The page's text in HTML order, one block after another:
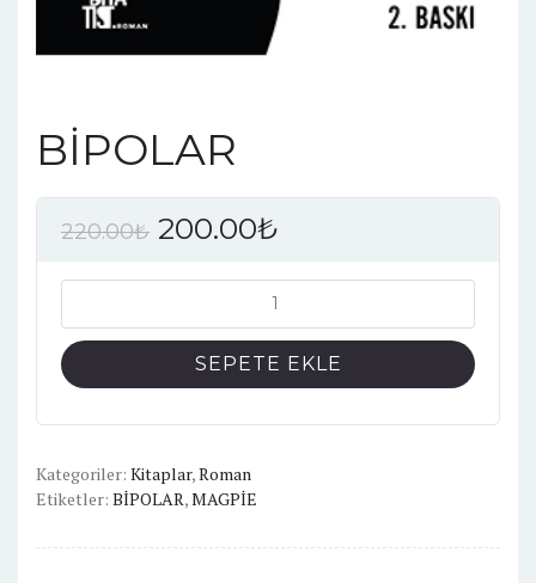
BİPOLAR
220.00₺ 200.00₺
adet
SEPETE EKLE
Kategoriler: Kitaplar,Roman
Etiketler: BİPOLAR,MAGPİE